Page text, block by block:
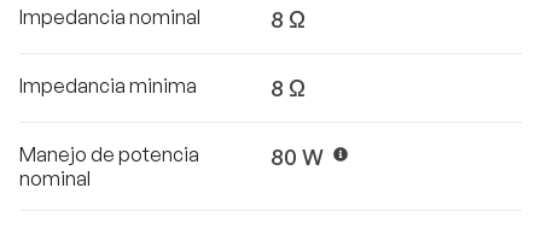
Impedancia nominal 8 Ω
Impedancia minima 8 Ω
Manejo de potencia
nominal
80 W